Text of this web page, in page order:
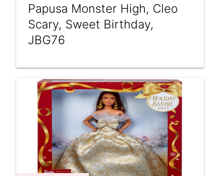
Papusa Monster High, Cleo
Scary, Sweet Birthday,
JBG76